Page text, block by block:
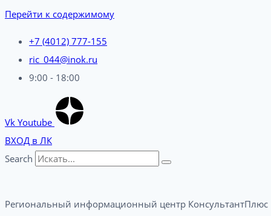
Перейти к содержимому
+7 (4012) 777-155
ric_044@inok.ru
9:00 - 18:00
Vk Youtube
ВХОД в ЛК
Search
Региональный информационный центр